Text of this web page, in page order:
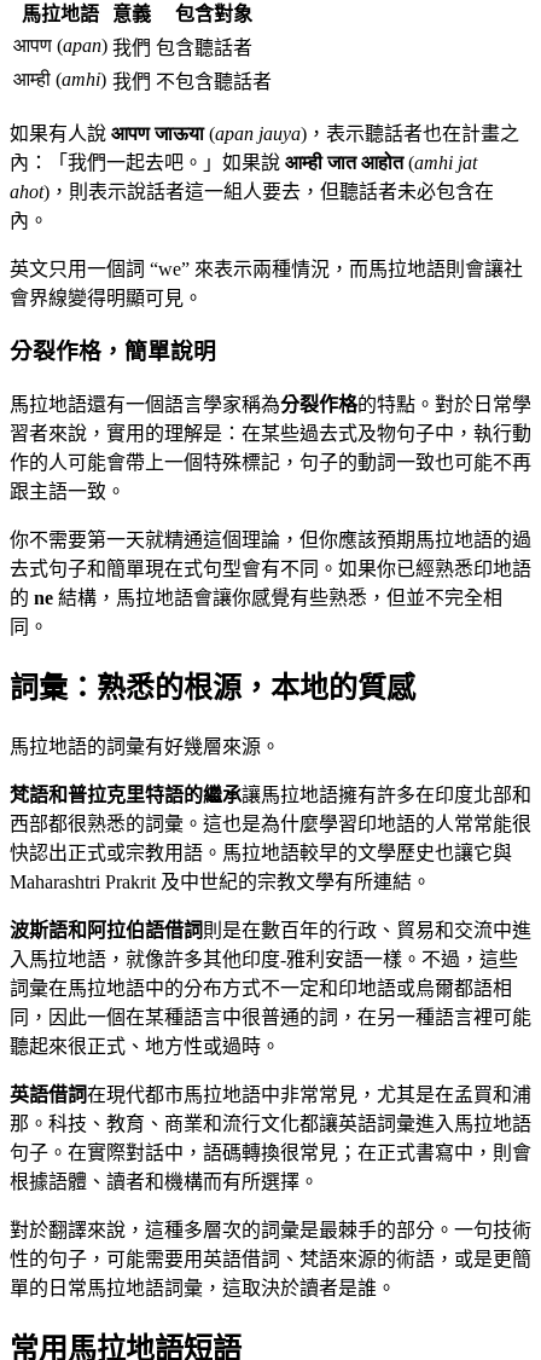
馬拉地語 意義
包含對象
आपण (apan) 我們 包含聽話者
आम्ही (amhi) 我們 不包含聽話者
如果有人說 आपण जाऊया(apan jauya)，表示聽話者也在計畫之
內：「我們一起去吧。」如果說 आम्ही जात आहोत(amhi jat
ahot)，則表示說話者這一組人要去，但聽話者未必包含在
內。
英文只用一個詞 “we” 來表示兩種情況，而馬拉地語則會讓社
會界線變得明顯可見。
分裂作格，簡單說明
馬拉地語還有一個語言學家稱為分裂作格的特點。對於日常學
習者來說，實用的理解是：在某些過去式及物句子中，執行動
作的人可能會帶上一個特殊標記，句子的動詞一致也可能不再
跟主語一致。
你不需要第一天就精通這個理論，但你應該預期馬拉地語的過
去式句子和簡單現在式句型會有不同。如果你已經熟悉印地語
的 ne 結構，馬拉地語會讓你感覺有些熟悉，但並不完全相
同。
詞彙：熟悉的根源，本地的質感
馬拉地語的詞彙有好幾層來源。
梵語和普拉克里特語的繼承讓馬拉地語擁有許多在印度北部和
西部都很熟悉的詞彙。這也是為什麼學習印地語的人常常能很
快認出正式或宗教用語。馬拉地語較早的文學歷史也讓它與
Maharashtri Prakrit 及中世紀的宗教文學有所連結。
波斯語和阿拉伯語借詞則是在數百年的行政、貿易和交流中進
入馬拉地語，就像許多其他印度-雅利安語一樣。不過，這些
詞彙在馬拉地語中的分布方式不一定和印地語或烏爾都語相
同，因此一個在某種語言中很普通的詞，在另一種語言裡可能
聽起來很正式、地方性或過時。
英語借詞在現代都市馬拉地語中非常常見，尤其是在孟買和浦
那。科技、教育、商業和流行文化都讓英語詞彙進入馬拉地語
句子。在實際對話中，語碼轉換很常見；在正式書寫中，則會
根據語體、讀者和機構而有所選擇。
對於翻譯來說，這種多層次的詞彙是最棘手的部分。一句技術
性的句子，可能需要用英語借詞、梵語來源的術語，或是更簡
單的日常馬拉地語詞彙，這取決於讀者是誰。
常用馬拉地語短語